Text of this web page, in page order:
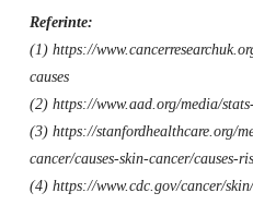
Referinte:
(1) https://
causes
(2) https://www.aad.org/media/
(3) https://stanfordhealthcare.org/
cancer/causes-skin-cancer/causes-
(4) https://www.cdc.gov/cancer/